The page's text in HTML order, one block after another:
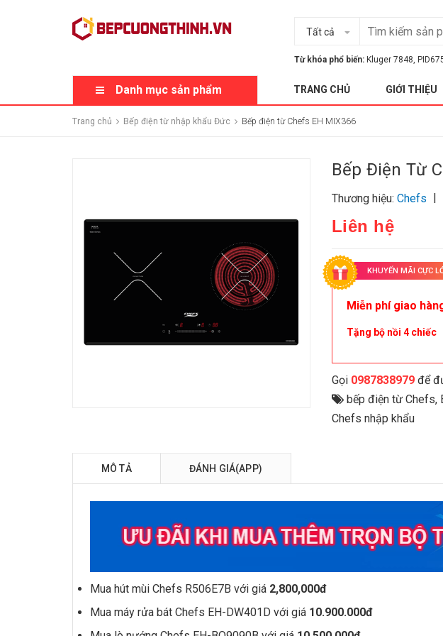
Tất cả
Từ khóa phổ biến: Kluger 7848,
Danh mục sản phẩm TRANG CHỦ GIỚI THIỆU
Trang chủ Bếp điện từ nhập khẩu Đức Bếp điện từ Chefs EH MIX366
Bếp Điện Từ
Thương hiệu: Chefs |
Liên hệ
KHUYẾN MÃI CỰC
Miễn phí giao
Tặng bộ nồi 4 chiếc
Gọi 0987838979để
bếp điện từ Chefs,
Chefs nhập khẩu
MÔ TẢ ĐÁNH GIÁ(APP)
Mua hút mùi Chefs R506E7B với giá 2,800,000đ
Mua máy rửa bát Chefs EH-DW401D với giá 10.900.000đ